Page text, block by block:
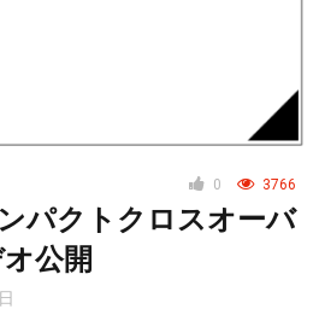
0 3766
パクトクロスオーバ
公開